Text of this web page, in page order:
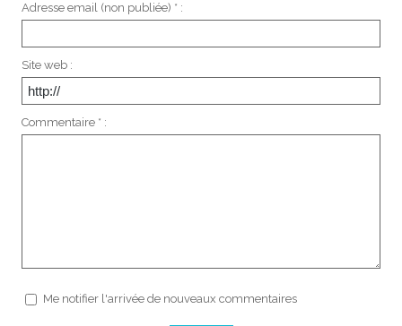
Adresse email (non publiée) * :
Site web :
Commentaire * :
Me notifier l'arrivée de nouveaux commentaires